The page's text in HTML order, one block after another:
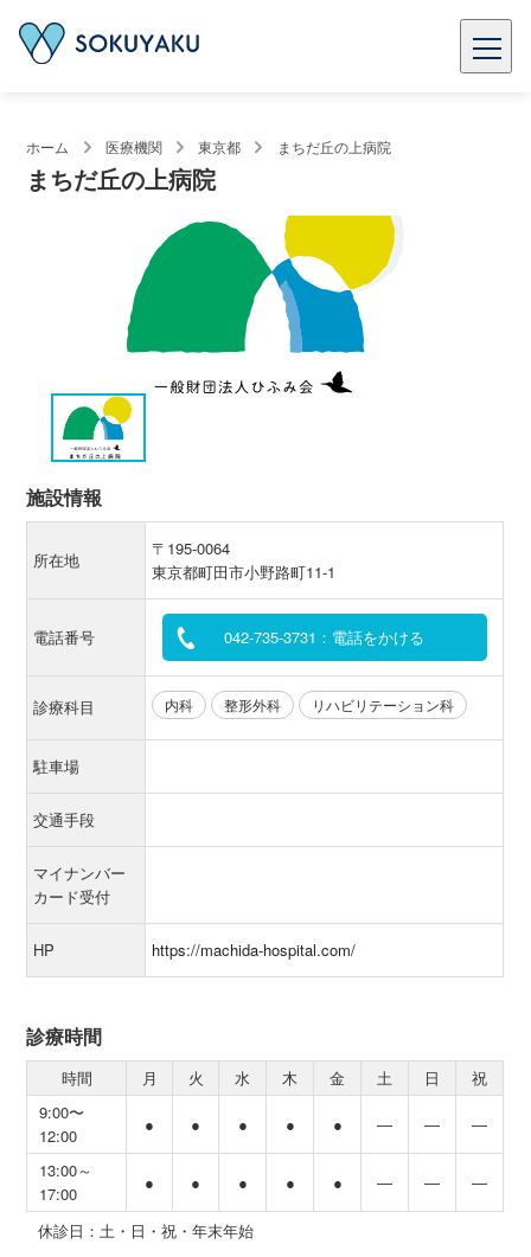
ホーム 医療機関 東京都 まちだ丘の上病院
まちだ丘の上病院
施設情報
所在地
〒195-0064
東京都町田市小野路町11-1
電話番号 042-735-3731：電話をかける
診療科目 内科 整形外科 リハビリテーション科
駐車場
交通手段
マイナンバー
カード受付
HP https://machida-hospital.com/
診療時間
時間 月 火 水 木 金 土 日
祝
9:00〜
12:00
● ● ● ● ● ― ― ―
13:00～
17:00
● ● ● ● ● ― ― ―
休診日：土・日・祝・年末年始